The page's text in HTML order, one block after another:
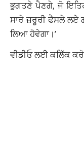
ਭੁਗਤਣੇ ਪੈਣਗੇ, ਜੋ
ਸਾਰੇ ਜ਼ਰੂਰੀ ਫੈਸਲੇ ਲਏ
ਲਿਆ ਹੋਵੇਗਾ।’
ਵੀਡੀਓ ਲਈ ਕਲਿੱਕ